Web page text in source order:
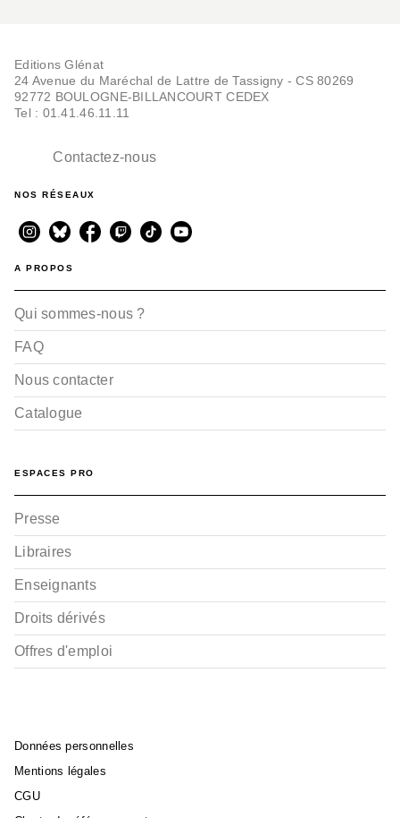
Editions Glénat
24 Avenue du Maréchal de Lattre de Tassigny - CS 80269
92772 BOULOGNE-BILLANCOURT CEDEX
Tel : 01.41.46.11.11
Contactez-nous
NOS RÉSEAUX
A PROPOS
Qui sommes-nous ?
FAQ
Nous contacter
Catalogue
ESPACES PRO
Presse
Libraires
Enseignants
Droits dérivés
Offres d'emploi
Données personnelles
Mentions légales
CGU